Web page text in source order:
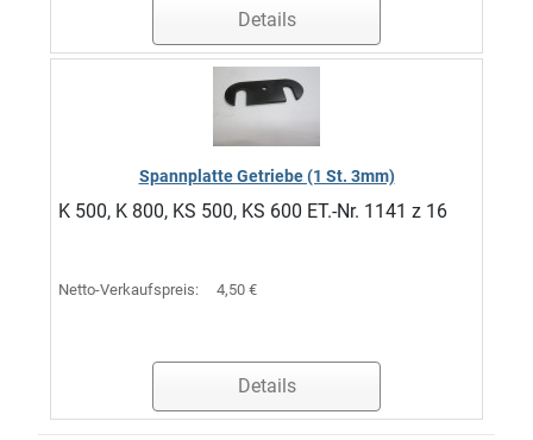
Details
Spannplatte Getriebe (1 St. 3mm)
K 500, K 800, KS 500, KS 600 ET.-Nr. 1141 z 16
Netto-Verkaufspreis: 4,50 €
Details